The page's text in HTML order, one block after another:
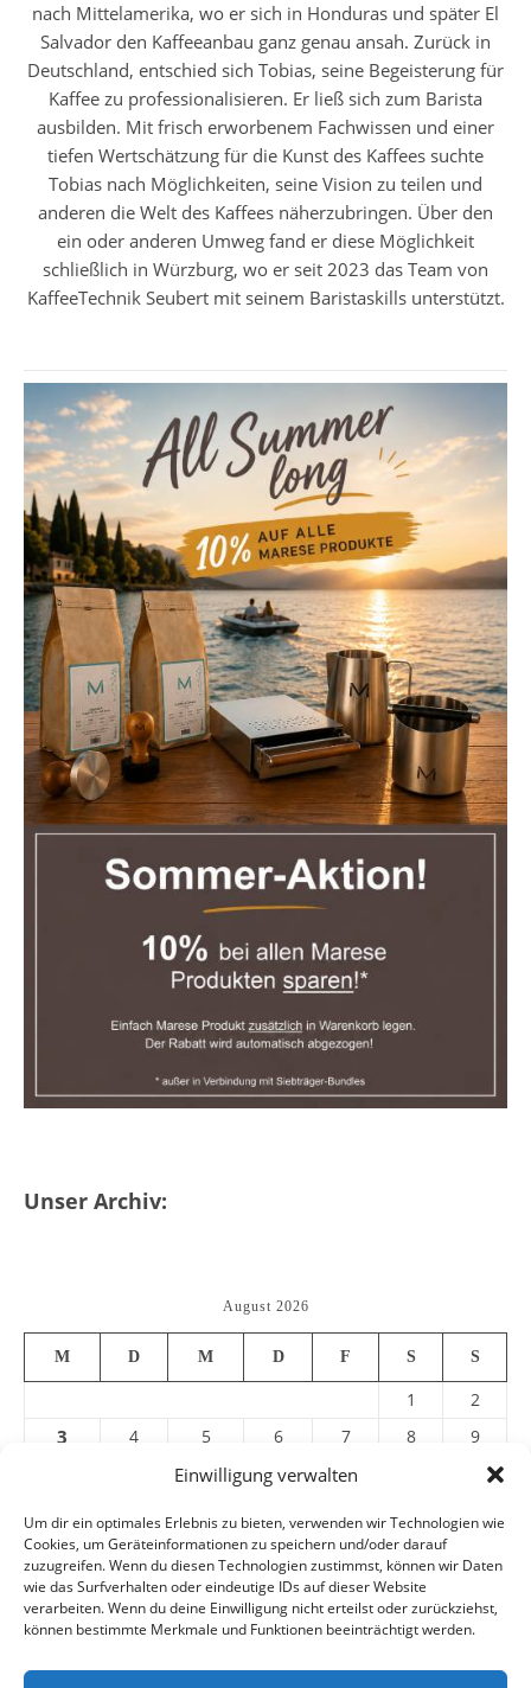
Einwilligung verwalten
Um dir ein optimales Erlebnis zu bieten, verwenden wir Technologien wie
Cookies, um Geräteinformationen zu speichern und/oder darauf
zuzugreifen. Wenn du diesen Technologien zustimmst, können wir Daten
wie das Surfverhalten oder eindeutige IDs auf dieser Website
verarbeiten. Wenn du deine Einwilligung nicht erteilst oder zurückziehst,
können bestimmte Merkmale und Funktionen beeinträchtigt werden.
nach Mittelamerika, wo er sich in Honduras und später El
Salvador den Kaffeeanbau ganz genau ansah. Zurück in
Deutschland, entschied sich Tobias, seine Begeisterung für
Kaffee zu professionalisieren. Er ließ sich zum Barista
ausbilden. Mit frisch erworbenem Fachwissen und einer
tiefen Wertschätzung für die Kunst des Kaffees suchte
Tobias nach Möglichkeiten, seine Vision zu teilen und
anderen die Welt des Kaffees näherzubringen. Über den
ein oder anderen Umweg fand er diese Möglichkeit
schließlich in Würzburg, wo er seit 2023 das Team von
KaffeeTechnik Seubert mit seinem Baristaskills unterstützt.
Unser Archiv:
August 2026
M D M D F S S
1 2
3 4 5 6 7 8
9
12 13 14
24
25 26 27 28 29
31
« Juli